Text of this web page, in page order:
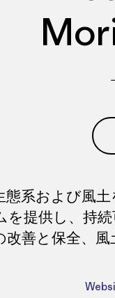
態系および風
を提供し、持
改善と保全、風